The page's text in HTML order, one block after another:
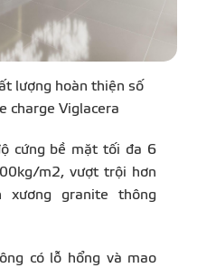
lượng hoàn thiện số
charge Viglacera
cứng bề mặt tối đa 6
m2, vượt trội hơn
xương granite thông
có lỗ hổng và mao